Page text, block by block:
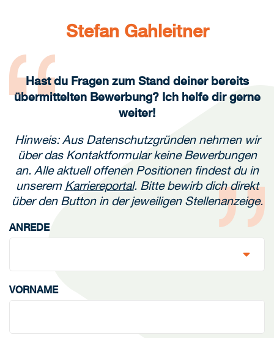
Stefan Gahleitner
Hast du Fragen zum Stand deiner bereits
übermittelten Bewerbung? Ich helfe dir gerne
weiter!
Hinweis: Aus Datenschutzgründen nehmen wir
über das Kontaktformular keine Bewerbungen
an. Alle aktuell offenen Positionen findest du in
unserem Karriereportal. Bitte bewirb dich direkt
über den Button in der jeweiligen Stellenanzeige.
ANREDE
VORNAME